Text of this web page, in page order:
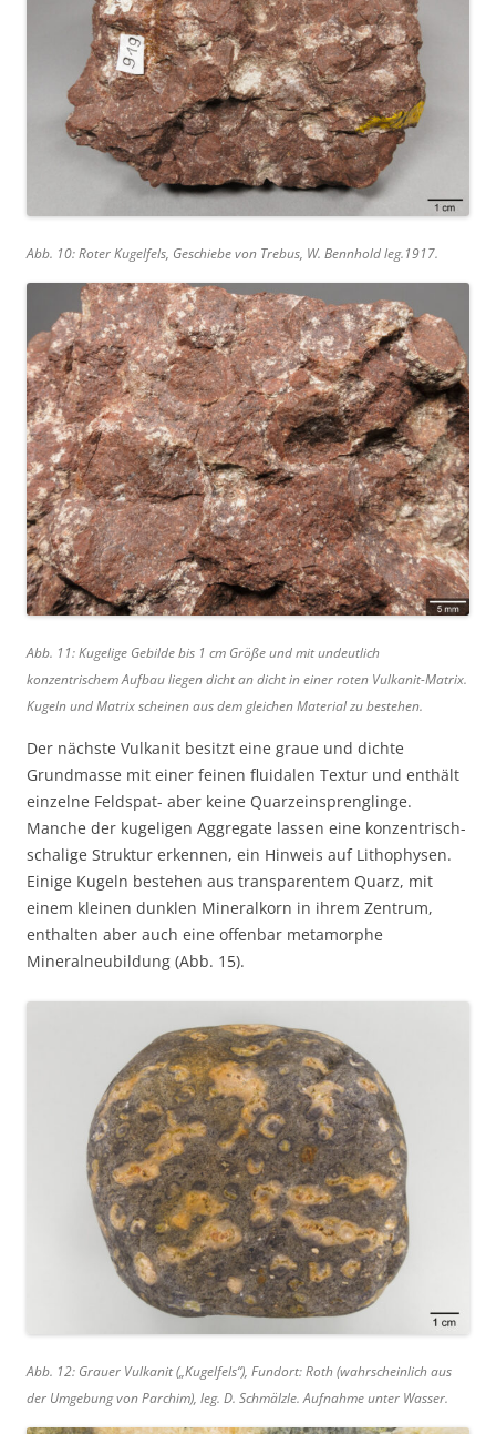
Abb. 10: Roter Kugelfels, Geschiebe von Trebus, W. Bennhold leg.1917.
Abb. 11: Kugelige Gebilde bis 1 cm Größe und mit undeutlich
konzentrischem Aufbau liegen dicht an dicht in einer roten Vulkanit-Matrix.
Kugeln und Matrix scheinen aus dem gleichen Material zu bestehen.
Der nächste Vulkanit besitzt eine graue und dichte
Grundmasse mit einer feinen fluidalen Textur und enthält
einzelne Feldspat- aber keine Quarzeinsprenglinge.
Manche der kugeligen Aggregate lassen eine konzentrisch-
schalige Struktur erkennen, ein Hinweis auf Lithophysen.
Einige Kugeln bestehen aus transparentem Quarz, mit
einem kleinen dunklen Mineralkorn in ihrem Zentrum,
enthalten aber auch eine offenbar metamorphe
Mineralneubildung (Abb. 15).
Abb. 12: Grauer Vulkanit („Kugelfels“), Fundort: Roth (wahrscheinlich aus
der Umgebung von Parchim), leg. D. Schmälzle. Aufnahme unter Wasser.